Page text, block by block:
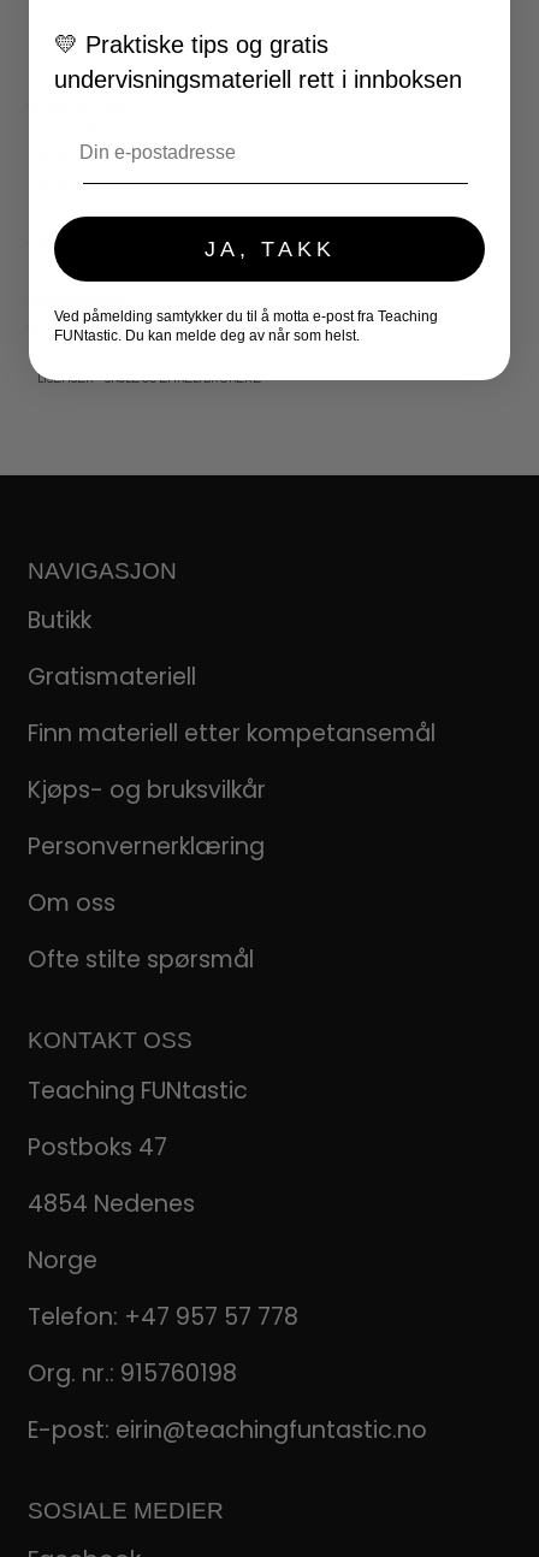
NYTTÅR
UTESKOLE AKTIVITETER
KLASSEROMSDEKOR
KLASSELEDELSE
★ SPILL
DOMINOSPILL
★ MEDLEMSSKAP
LISENSER – SKOLE OG ENKELTBRUKERE
NAVIGASJON
Butikk
Gratismateriell
Finn materiell etter kompetansemål
Kjøps- og bruksvilkår
Personvernerklæring
Om oss
Ofte stilte spørsmål
KONTAKT OSS
Teaching FUNtastic
Postboks 47
4854 Nedenes
Norge
Telefon: +47 957 57 778
Org. nr.: 915760198
E-post: eirin@teachingfuntastic.no
SOSIALE MEDIER
💛 Praktiske tips og gratis
undervisningsmateriell rett i innboksen
JA, TAKK
Ved påmelding samtykker du til å motta e-post fra Teaching
FUNtastic. Du kan melde deg av når som helst.